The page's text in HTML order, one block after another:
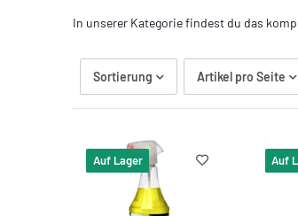
In unserer Kategorie findest du das
Sortierung Artikel pro Seite
Auf Lager Auf